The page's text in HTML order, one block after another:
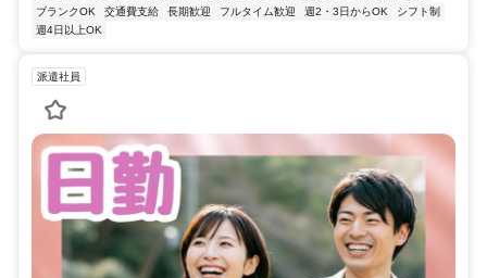
ブランクOK
交通費支給 長期歓迎 フルタイム歓迎 週2・3日からOK
シフト制
週4日以上OK
派遣社員